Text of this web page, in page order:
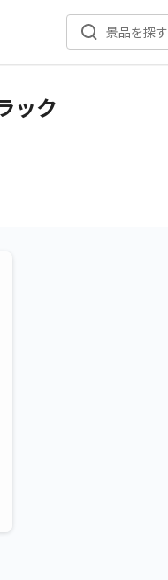
景品を探す
ック